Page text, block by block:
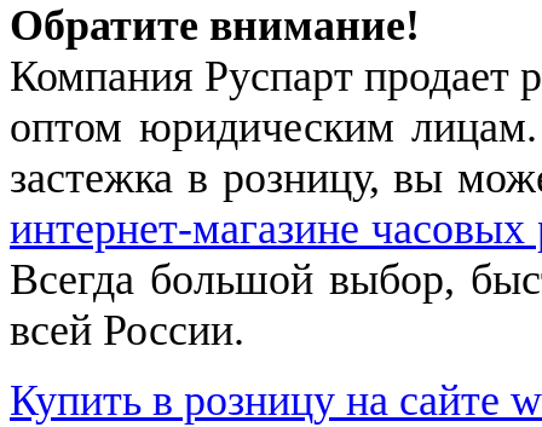
Обратите внимание!
Компания Руспарт продает
оптом юридическим
застежка в розницу, вы
интернет-магазине
Всегда большой выбор,
всей России.
Купить в розницу на сайте